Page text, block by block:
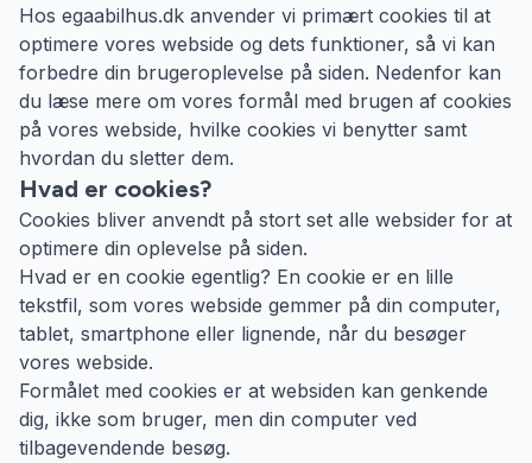
Hos egaabilhus.dk anvender vi primært cookies til at
optimere vores webside og dets funktioner, så vi kan
forbedre din brugeroplevelse på siden. Nedenfor kan
du læse mere om vores formål med brugen af cookies
på vores webside, hvilke cookies vi benytter samt
hvordan du sletter dem.
Hvad er cookies?
Cookies bliver anvendt på stort set alle websider for at
optimere din oplevelse på siden.
Hvad er en cookie egentlig? En cookie er en lille
tekstfil, som vores webside gemmer på din computer,
tablet, smartphone eller lignende, når du besøger
vores webside.
Formålet med cookies er at websiden kan genkende
dig, ikke som bruger, men din computer ved
tilbagevendende besøg.